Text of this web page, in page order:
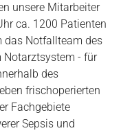
unsere Mitarbeiter
ca. 1200 Patienten
das Notfallteam des
Notarztsystem - für
des
frischoperierten
Fachgebiete
Sepsis und